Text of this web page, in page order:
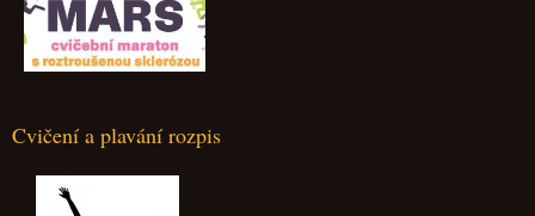
Cvičení a plavání rozpis